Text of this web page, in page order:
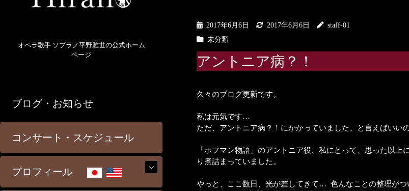
オペラ歌手 ソプラノ平野雅世の公式ホーム
ページ
ブログ・お知らせ
コンサート・スケジュール
プロフィール
2017年6月6日 2017年6月6日
staff-01
未分類
アントニア病？！
久々のブログ更新です。
私は元気です…
ただ、アントニア病？！にかかっていました、と言えばいい
「ホフマン物語」のアントニア役、私にとって、思った以上
り煮詰まっていました。
やっと、ここ数日、光が差してきて… 色んなことの整理がつ